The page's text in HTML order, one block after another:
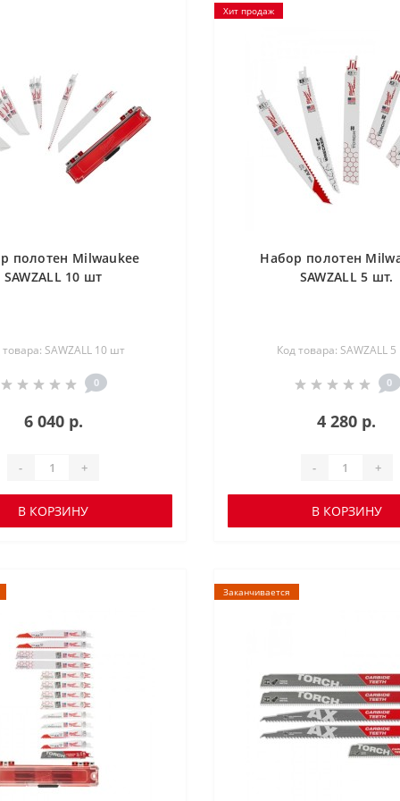
полотен Milwaukee
SAWZALL 10 шт
товара: SAWZALL 10 шт
0
6 040 р.
- +
В КОРЗИНУ
Хит продаж
Набор полотен
SAWZALL 5 шт.
Код товара: SAWZALL
0
4 280 р.
- +
В КОРЗИНУ
Заканчивается